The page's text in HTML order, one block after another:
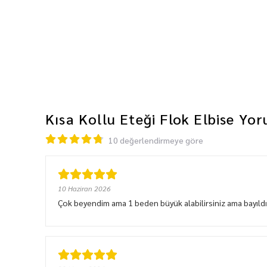
Kısa Kollu Eteği Flok Elbise
10 değerlendirmeye göre
10 Haziran 2026
Çok beyendim ama 1 beden büyük alabilirsiniz ama